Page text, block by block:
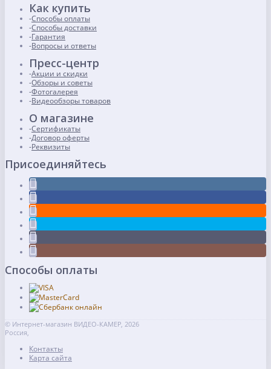
Как купить
Способы оплаты
Способы доставки
Гарантия
Вопросы и ответы
Пресс-центр
Акции и скидки
Обзоры и советы
Фотогалерея
Видеообзоры товаров
О магазине
Сертификаты
Договор оферты
Реквизиты
Присоединяйтесь
Способы оплаты
© Интернет-магазин ВИДЕО-КАМЕР, 2026
Россия,
Контакты
Карта сайта